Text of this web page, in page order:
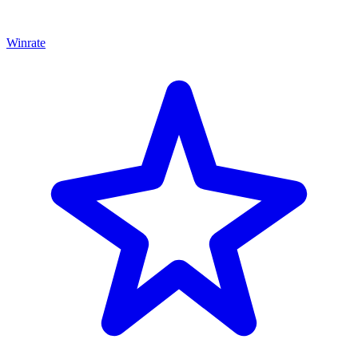
Winrate